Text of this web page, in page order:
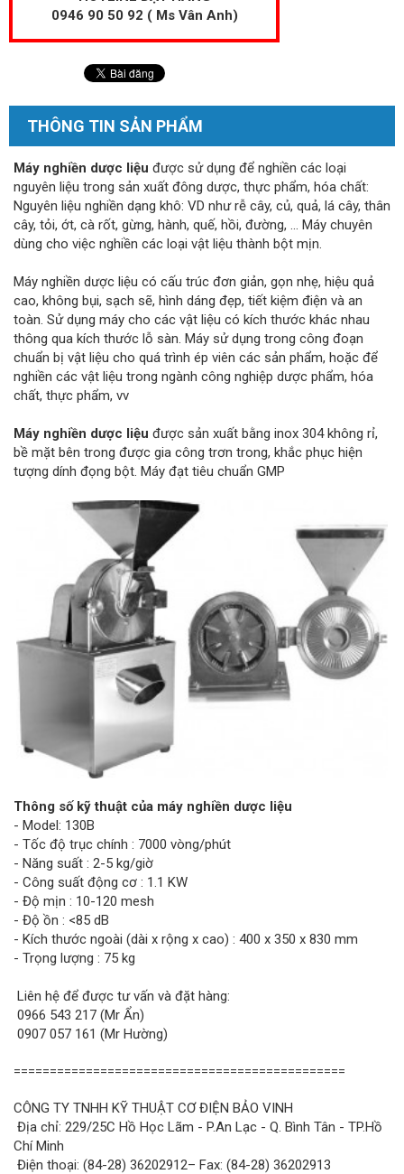
0946 90 50 92 ( Ms Vân Anh)
THÔNG TIN SẢN PHẨM
Máy nghiền dược liệu được sử dụng để nghiền các loại
nguyên liệu trong sản xuất đông dược, thực phẩm, hóa chất:
Nguyên liệu nghiền dạng khô: VD như rễ cây, củ, quả, lá cây, thân
cây, tỏi, ớt, cà rốt, gừng, hành, quế, hồi, đường, … Máy chuyên
dùng cho việc nghiền các loại vật liệu thành bột mịn.
Máy nghiền dược liệu có cấu trúc đơn giản, gọn nhẹ, hiệu quả
cao, không bụi, sạch sẽ, hình dáng đẹp, tiết kiệm điện và an
toàn. Sử dụng máy cho các vật liệu có kích thước khác nhau
thông qua kích thước lỗ sàn. Máy sử dụng trong công đoạn
chuẩn bị vật liệu cho quá trình ép viên các sản phẩm, hoặc để
nghiền các vật liệu trong ngành công nghiệp dược phẩm, hóa
chất, thực phẩm, vv
Máy nghiền dược liệu được sản xuất bằng inox 304 không rỉ,
bề mặt bên trong được gia công trơn trong, khắc phục hiện
tượng dính đọng bột. Máy đạt tiêu chuẩn GMP
Thông số kỹ thuật của máy nghiền dược liệu
- Model: 130B
- Tốc độ trục chính : 7000 vòng/phút
- Năng suất : 2-5 kg/giờ
- Công suất động cơ : 1.1 KW
- Độ mịn : 10-120 mesh
- Độ ồn : <85 dB
- Kích thước ngoài (dài x rộng x cao) : 400 x 350 x 830 mm
- Trọng lượng : 75 kg
Liên hệ để được tư vấn và đặt hàng:
0966 543 217 (Mr Ẩn)
0907 057 161 (Mr Hường)
==============================================
CÔNG TY TNHH KỸ THUẬT CƠ ĐIỆN BẢO VINH
Địa chỉ: 229/25C Hồ Học Lãm - P.An Lạc - Q. Bình Tân - TP.Hồ
Chí Minh
Điện thoại: (84-28) 36202912– Fax: (84-28) 36202913